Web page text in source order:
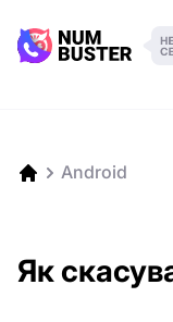
Android
Як